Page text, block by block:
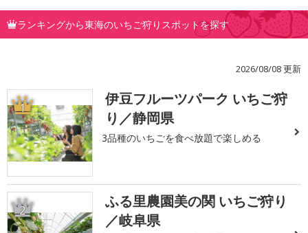
ランキングから東海のいちご狩りスポットを探す
2026/08/08 更新
1
伊豆フルーツパーク いちご狩
り／静岡県
3品種のいちごを食べ放題で楽しめる
2
ふる里農園美の関 いちご狩り
／岐阜県